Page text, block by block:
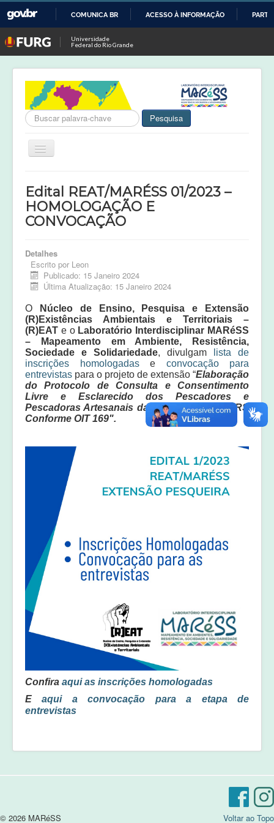
O
CONTEÚDO
COMUNICA BR ACESSO À INFORMAÇÃO
Universidade
Federal do Rio Grande
Busca Pesquisa
Alternar
MARéSS
Projetos em Andamento
Publicações
Equipe
Laudos e pareceres
Edital REAT/MARÉSS 01/2023 –
HOMOLOGAÇÃO E
CONVOCAÇÃO
Detalhes
Escrito por Leon
Publicado: 15 Janeiro 2024
Última Atualização: 15 Janeiro 2024
O
Núcleo de Ensino, Pesquisa e Extensão
(R)Existências Ambientais e Territoriais –
(R)EAT e o Laboratório Interdisciplinar MARéSS
– Mapeamento em Ambiente, Resistência,
Sociedade e Solidariedade, divulgam
lista de
inscrições homologadase convocação para
entrevistas para o projeto de extensão “Elaboração
do Protocolo de Consulta e Consentimento
Livre e Esclarecido dos Pescadores e
Pescadoras Artesanais da Lagoa dos Patos/RS
Conforme OIT 169".
Confira aqui as inscrições homologadas
Eaqui a convocação para a etapa de
entrevistas
Voltar ao Topo
© 2026 MARéSS